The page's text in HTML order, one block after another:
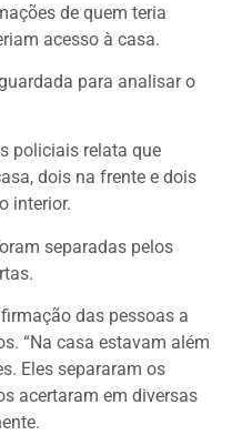
de quem teria
acesso à casa.
para analisar o
policiais relata que
dois na frente e dois
interior.
separadas pelos
das pessoas a
“Na casa estavam além
Eles separaram os
acertaram em diversas